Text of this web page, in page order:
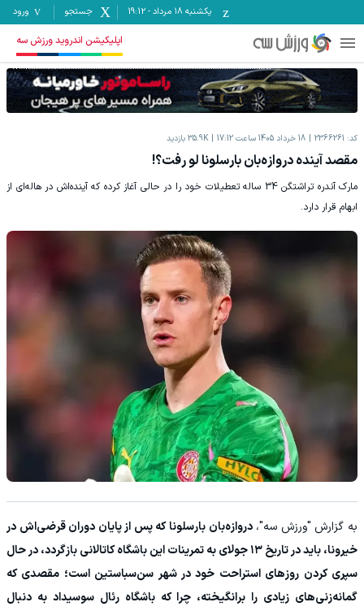
یکشنبه ۱۸ مرداد -
19:12 جستجو ورود
اپلیکیشن اندروید ورزش سه
کد: 2366261 18 خرداد 1405 ساعت 17:12 35.9K بازدید
مقصد آینده دروازه‌بان بارسلونا لو رفت؟!
مارک آندره تراشتگن 34 ساله تعطیلات خود را در حالی آغاز کرده که آینده‌اش در هاله‌ای از
ابهام قرار دارد.
به گزارش "ورزش سه"،دروازه‌بان بارسلونا که پس از پایان دوران قرضی‌اش در
خیرونا، باید در تاریخ ۱۳ جولای به تمرینات این باشگاه کاتالانی بازگردد، در حال
سپری کردن روزهای استراحت خود در شهر سن‌سباستین است؛ مقصدی که
گمانه‌زنی‌های زیادی را برانگیخته، چرا که باشگاه رئال سوسیداد به دنبال